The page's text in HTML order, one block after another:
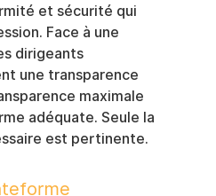
et sécurité qui
Face à une
dirigeants
une transparence
maximale
adéquate. Seule la
est pertinente.